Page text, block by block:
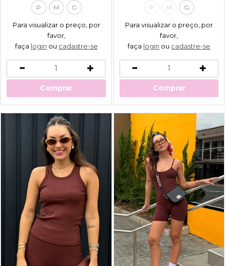
P M G
Para visualizar o preço, por
favor,
faça login ou cadastre-se
Comprar
P M G
Para visualizar o preço, por
favor,
faça login ou cadastre-se
Comprar